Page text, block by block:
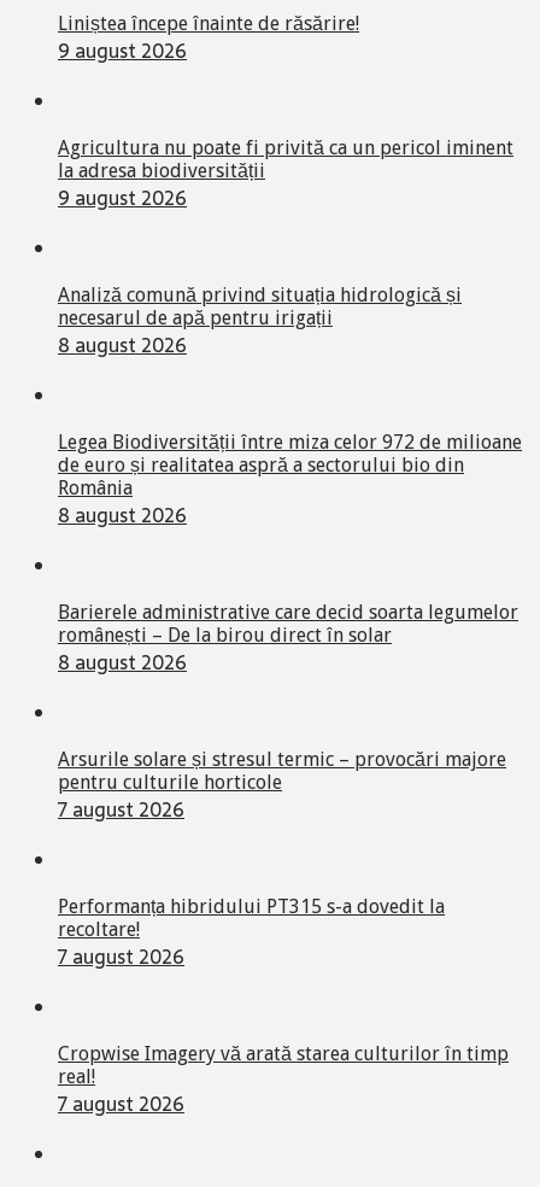
Liniștea începe înainte de răsărire!
9 august 2026
Agricultura nu poate fi privită ca un pericol iminent
la adresa biodiversității
9 august 2026
Analiză comună privind situația hidrologică și
necesarul de apă pentru irigații
8 august 2026
Legea Biodiversității între miza celor 972 de milioane
de euro și realitatea aspră a sectorului bio din
România
8 august 2026
Barierele administrative care decid soarta legumelor
românești – De la birou direct în solar
8 august 2026
Arsurile solare și stresul termic – provocări majore
pentru culturile horticole
7 august 2026
Performanța hibridului PT315 s-a dovedit la
recoltare!
7 august 2026
Cropwise Imagery vă arată starea culturilor în timp
real!
7 august 2026